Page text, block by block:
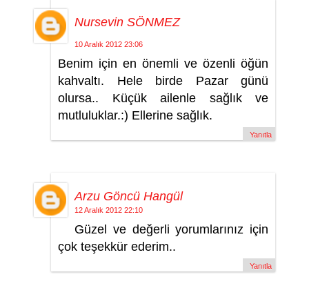
Nursevin SÖNMEZ
10 Aralık 2012 23:06
Benim için en önemli ve özenli öğün
kahvaltı. Hele birde Pazar günü
olursa.. Küçük ailenle sağlık ve
mutluluklar.:) Ellerine sağlık.
Yanıtla
Arzu Göncü Hangül
12 Aralık 2012 22:10
Güzel ve değerli yorumlarınız için
çok teşekkür ederim..
Yanıtla